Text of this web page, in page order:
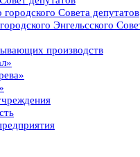
городского Совета депутатов
Энгельсского
производств